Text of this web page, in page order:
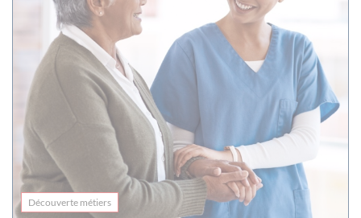
Découverte métiers